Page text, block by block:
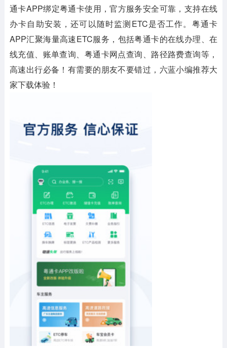
通卡APP绑定粤通卡使用，官方服务安全可靠，支持在线
办卡自助安装，还可以随时监测ETC是否工作。粤通卡
APP汇聚海量高速ETC服务，包括粤通卡的在线办理、在
线充值、账单查询、粤通卡网点查询、路径路费查询等，
高速出行必备！有需要的朋友不要错过，六蓝小编推荐大
家下载体验！